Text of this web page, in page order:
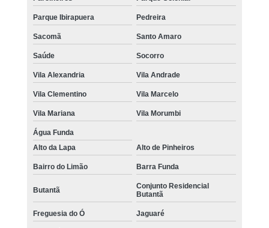
Parque Ibirapuera Pedreira
Sacomã Santo Amaro
Saúde Socorro
Vila Alexandria Vila Andrade
Vila Clementino Vila Marcelo
Vila Mariana Vila Morumbi
Água Funda
Alto da Lapa
Alto de Pinheiros
Bairro do Limão Barra Funda
Butantã
Conjunto Residencial
Butantã
Freguesia do Ó Jaguaré